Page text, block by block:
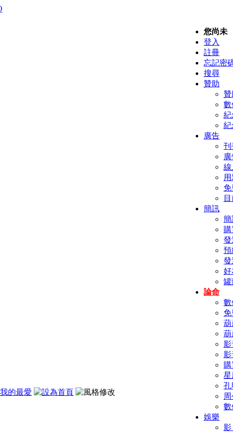
您尚未
登入
註冊
忘記密
搜尋
贊助
贊
數
紀
紀
廣告
刊
線
簡訊
簡
發
預
發
好
罐
論命
數
葫
葫
影
影
星
孔
數
娛樂
影